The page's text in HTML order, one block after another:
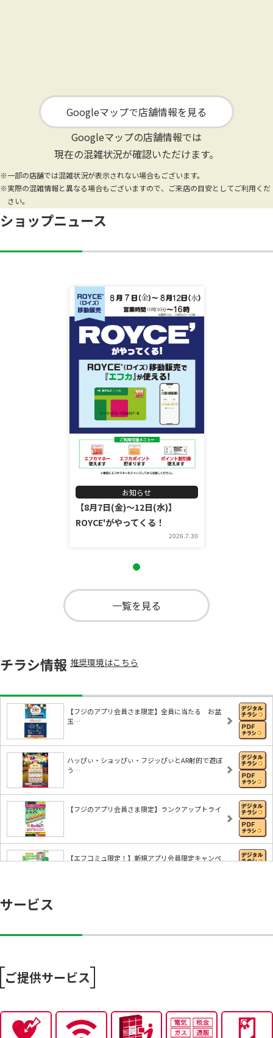
Googleマップで店舗情報を見る
Googleマップの店舗情報では
現在の混雑状況が確認いただけます。
※一部の店舗では混雑状況が表示されない場合もございます。
※実際の混雑情報と異なる場合もございますので、ご来店の目安としてご利用くだ
さい。
ショップニュース
お知らせ
【8月7日(金)～12日(水)】
ROYCE'がやってくる！
2026.7.30
一覧を見る
チラシ情報 推奨環境はこちら
【フジのアプリ会員さま限定】全員に当たる お盆
玉…
ハッぴぃ・ショッぴぃ・フジッぴぃとAR射的で遊ぼ
う…
【フジのアプリ会員さま限定】ランクアップトライ
【エフコミュ限定！】新規アプリ会員限定キャンペ
サービス
ご提供サービス